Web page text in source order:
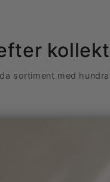
sortiment med